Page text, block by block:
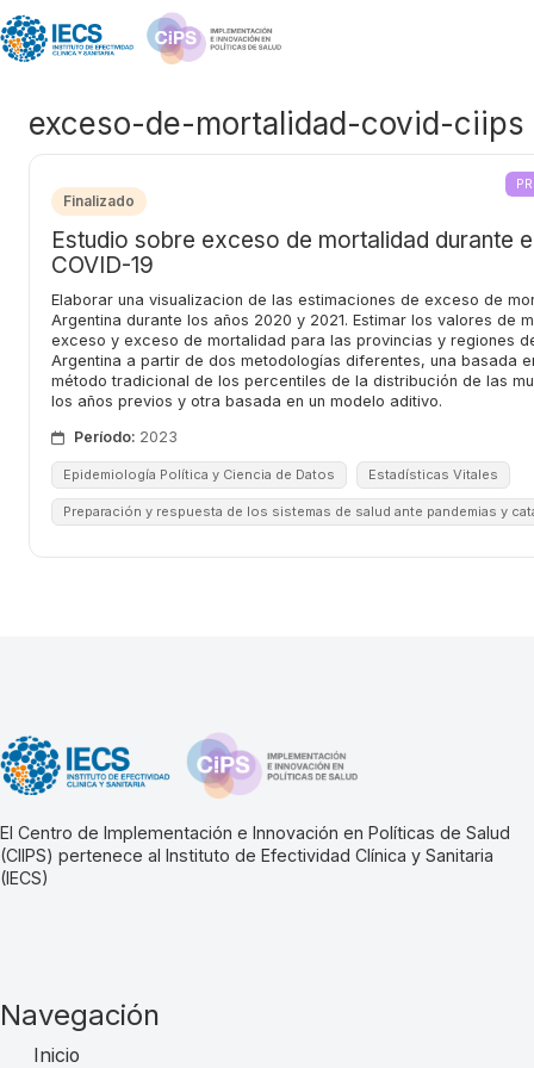
exceso-de-mortalidad-covid-ciips
Finalizado
Estudio sobre exceso de mortalidad durante
COVID-19
Elaborar una visualizacion de las estimaciones de exceso de
Argentina durante los años 2020 y 2021. Estimar los valores de
exceso y exceso de mortalidad para las provincias y regiones
Argentina a partir de dos metodologías diferentes, una basada
método tradicional de los percentiles de la distribución de las
los años previos y otra basada en un modelo aditivo.
Período: 2023
Epidemiología Política y Ciencia de Datos Estadísticas Vitales
Preparación y respuesta de los sistemas de salud ante pandemias y
El Centro de Implementación e Innovación en Políticas de Salud
(CIIPS) pertenece al Instituto de Efectividad Clínica y Sanitaria
(IECS)
Navegación
Inicio